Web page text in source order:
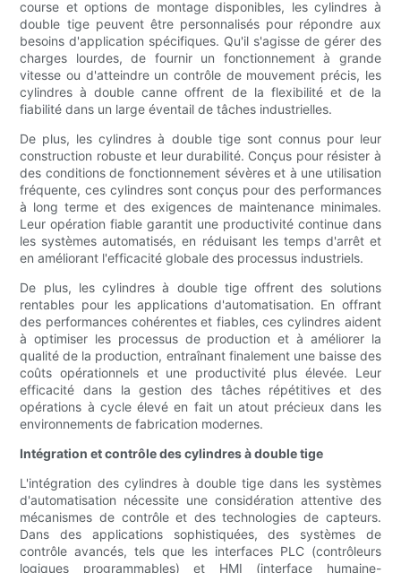
course et options de montage disponibles, les cylindres à
double tige peuvent être personnalisés pour répondre aux
besoins d'application spécifiques. Qu'il s'agisse de gérer des
charges lourdes, de fournir un fonctionnement à grande
vitesse ou d'atteindre un contrôle de mouvement précis, les
cylindres à double canne offrent de la flexibilité et de la
fiabilité dans un large éventail de tâches industrielles.
De plus, les cylindres à double tige sont connus pour leur
construction robuste et leur durabilité. Conçus pour résister à
des conditions de fonctionnement sévères et à une utilisation
fréquente, ces cylindres sont conçus pour des performances
à long terme et des exigences de maintenance minimales.
Leur opération fiable garantit une productivité continue dans
les systèmes automatisés, en réduisant les temps d'arrêt et
en améliorant l'efficacité globale des processus industriels.
De plus, les cylindres à double tige offrent des solutions
rentables pour les applications d'automatisation. En offrant
des performances cohérentes et fiables, ces cylindres aident
à optimiser les processus de production et à améliorer la
qualité de la production, entraînant finalement une baisse des
coûts opérationnels et une productivité plus élevée. Leur
efficacité dans la gestion des tâches répétitives et des
opérations à cycle élevé en fait un atout précieux dans les
environnements de fabrication modernes.
Intégration et contrôle des cylindres à double tige
L'intégration des cylindres à double tige dans les systèmes
d'automatisation nécessite une considération attentive des
mécanismes de contrôle et des technologies de capteurs.
Dans des applications sophistiquées, des systèmes de
contrôle avancés, tels que les interfaces PLC (contrôleurs
logiques programmables) et HMI (interface humaine-